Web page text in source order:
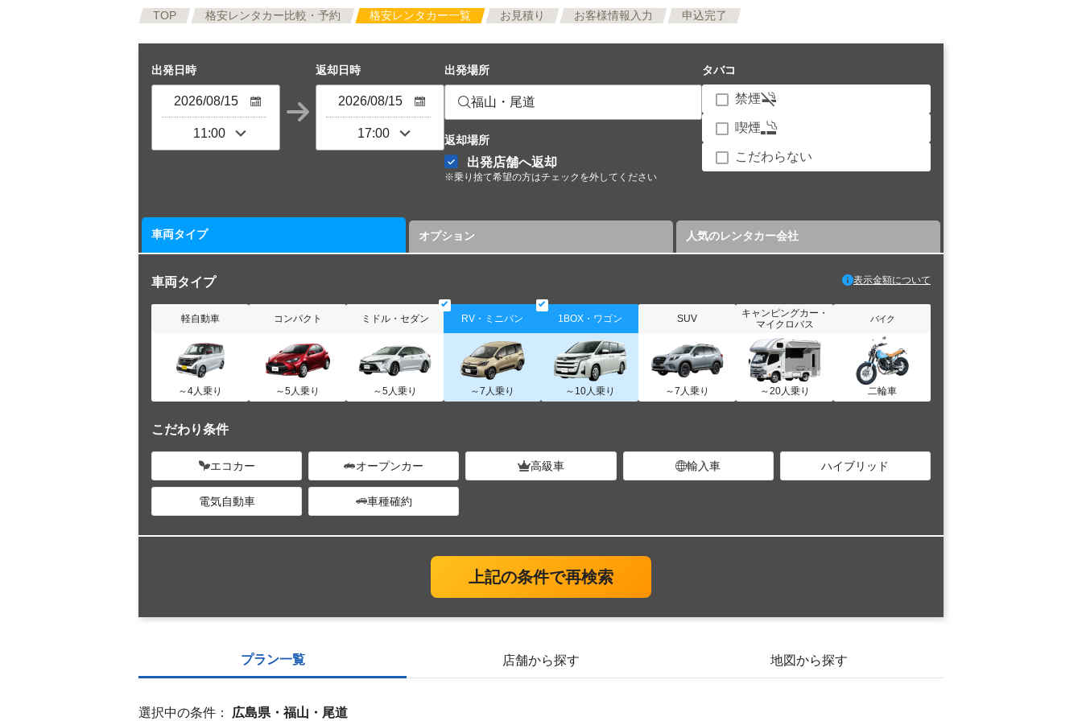
TOP 格安レンタカー比較・予約 格安レンタカー一覧 お見積り お客様情報入力 申込完了
出発日時 返却日時 出発場所
福山・尾道
返却場所
出発店舗へ返却
※乗り捨て希望の方はチェックを外してください
タバコ
禁煙
喫煙
こだわらない
車両タイプ オプション 人気のレンタカー会社
車両タイプ 表示金額について
軽自動車
～4人乗り
コンパクト
～5人乗り
ミドル・セダン
～5人乗り
RV・ミニバン
～7人乗り
1BOX・ワゴン
～10人乗り
SUV
～7人乗り
キャンピングカー・
マイクロバス
～20人乗り
バイク
二輪車
こだわり条件
エコカー オープンカー 高級車 輸入車 ハイブリッド
電気自動車 車種確約
上記の条件で再検索
プラン一覧 店舗から探す 地図から探す
選択中の条件： 広島県・福山・尾道